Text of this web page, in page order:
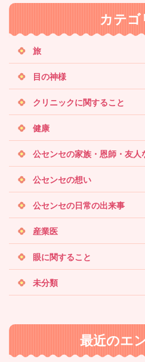
内
索
カテゴ
旅
目の神様
クリニックに関すること
健康
公センセの家族・恩師・友人
公センセの想い
公センセの日常の出来事
産業医
眼に関すること
未分類
最近のエ